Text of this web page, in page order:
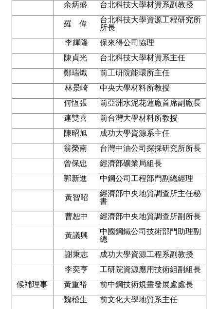
Lu Shandong Scholarship Selection Method
Call for Mining Metallurgy
Lu ShanDong
Lu Shandong Scholarship
HONOR
The Association won the "A Class Award" for the 104-year national
The former President Zhu of the Association won the 30th National
The Mining and Metallurgy Quarterly was awarded the Golden
Technology Winners
Winner Introduction
Zhan's thesis award and the winner of the Chinese Trade Union paper
Annual Security Medal Winner
Junior College Student Award Winners
余炳盛
台北科技大學材資系副教授
羅 偉
台北科技大學資源工程研究所
所長
李輝隆
保來得公司協理
陳貞光
台北科技大學材資系主任
鄭瑞熾
前工研院能環所主任
林景崎
中央大學材料所教授
何恆張
前亞洲水泥花蓮廠首席副廠長
連雙喜
前台灣大學材料所教授
陳昭旭
成功大學資源系主任
翁榮南
台灣中油公司探採研究所所長
曾保忠
經濟部礦業局組長
郭新進
中鋼公司工程部門副總經理
黃智昭
經濟部中央地質調查所主任秘
書
曹恕中
經濟部中央地質調查所副所長
黃議興
中國鋼鐵公司技術部門助理副
總
謝秉志
成功大學資源工程系副教授
李奕亨
工研院資源應用技術組副組長
候補理事
黃重裕
前中鋼技術規畫發展處處長
魏稽生
前文化大學地質系主任